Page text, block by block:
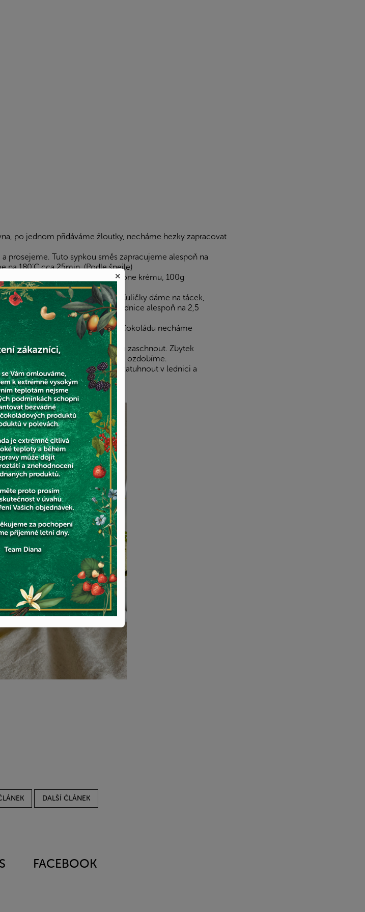
po jednom přidáváme žloutky, necháme hezky zapracovat
prosejeme. Tuto sypkou směs zapracujeme alespoň na
na 180’C cca 25min. (Podle špejle)
metly a přidáme 180g mascarpone krému, 100g
vytvarujeme kuličky po 25g. Kuličky dáme na tácek,
fresh folii a dáme chladit do lednice alespoň na 2,5
s 13g kokosového oleje. Čokoládu necháme
pečící papír a necháme chvilku zaschnout. Zbytek
dírkou lízátka po obvodu ozdobíme.
zelenými pistáciemi, necháme zatuhnout v lednici a
DALŠÍ ČLÁNEK
FACEBOOK
×